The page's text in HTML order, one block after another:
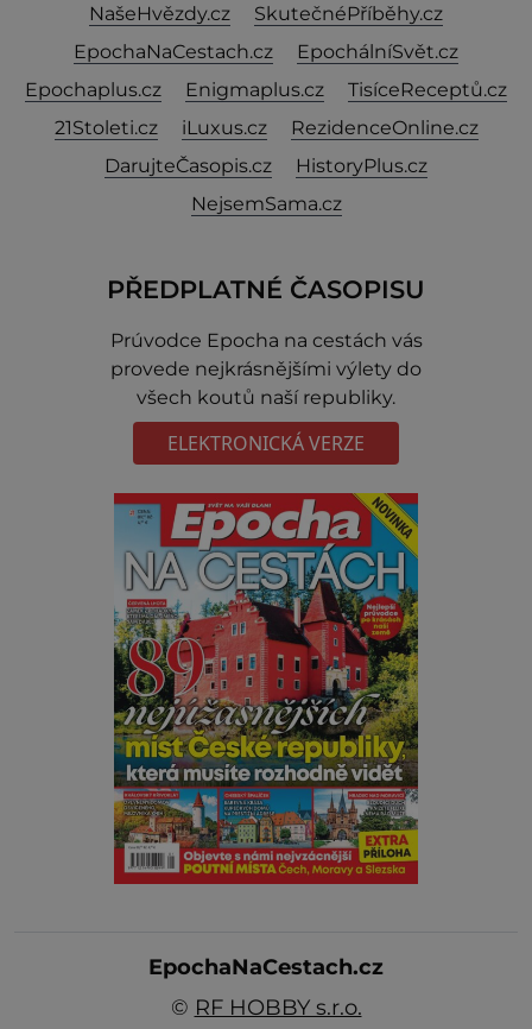
NašeHvězdy.cz
SkutečnéPříběhy.cz
EpochaNaCestach.cz
EpochálníSvět.cz
Epochaplus.cz
Enigmaplus.cz
TisíceReceptů.cz
21Stoleti.cz
iLuxus.cz
RezidenceOnline.cz
DarujteČasopis.cz
HistoryPlus.cz
NejsemSama.cz
PŘEDPLATNÉ ČASOPISU
Prúvodce Epocha na cestách vás
provede nejkrásnějšími výlety do
všech koutů naší republiky.
ELEKTRONICKÁ VERZE
EpochaNaCestach.cz
© RF HOBBY s.r.o.